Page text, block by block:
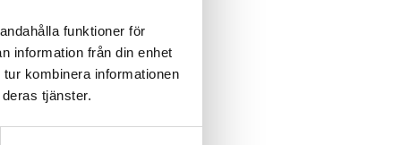
funktioner för
information från din enhet
kombinera informationen
tjänster.